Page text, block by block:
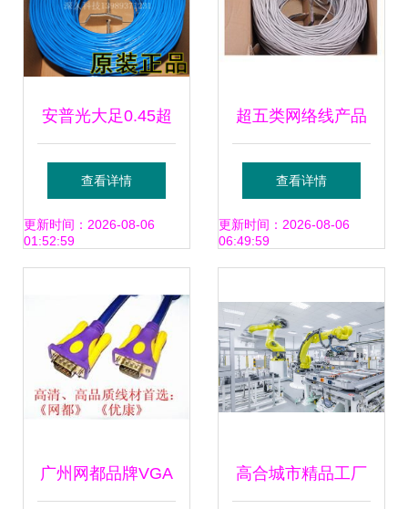
安普光大足0.45超
五类蓝皮网线，
300米长耐用稳定
小酌
查看详情
更新时间：2026-08-06
01:52:59
超五类网络线产品
参考信息大全
查看详情
更新时间：2026-08-06
06:49:59
广州网都品牌VGA 高合城市精品工厂